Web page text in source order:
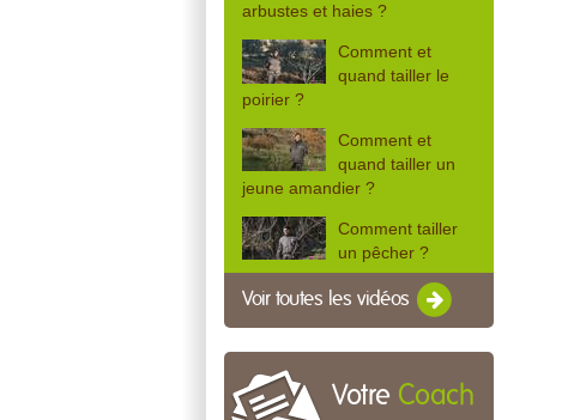
arbustes et haies ?
Comment et
quand tailler le
poirier ?
Comment et
quand tailler un
jeune amandier ?
Comment tailler
un pêcher ?
Voir toutes les vidéos
Votre Coach